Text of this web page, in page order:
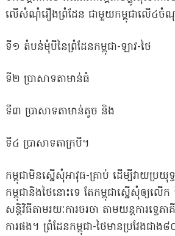
លើសំណុំរឿងព្រំដែន ជាមួយកម្ពុជាលើ៤ចំ
ទី១ តំបន់មុំបីនៃព្រំដែនកម្ពុជា-ឡាវ-ថៃ
ទី២ ប្រាសាទតាមាន់ធំ
ទី៣ ប្រាសាទតាមាន់តូច និង
ទី៤ ប្រាសាទតាក្របី។
កម្ពុជាមិនស្នើសុំអាវុធ-គ្រាប់ ដើម្បីវាយប្រយុទ្
កម្ពុជានិងថៃនោះទេ តែកម្ពុជាស្នើសុំឲ្យល
សន្តិវិធីតាមរយៈការចរចា តាមយន្តការទ្វេ
ការផង។ ព្រំដែនកម្ពុជា-ថៃមានប្រវែងជាង